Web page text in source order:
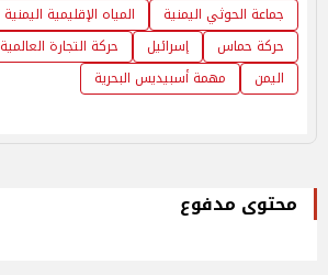
جماعة الحوثي اليمنية المياه الإقليمية اليمنية
حركة حماس
إسرائيل حركة التجارة العالمية
اليمن
مهمة أسبيديس البحرية
محتوى مدفوع